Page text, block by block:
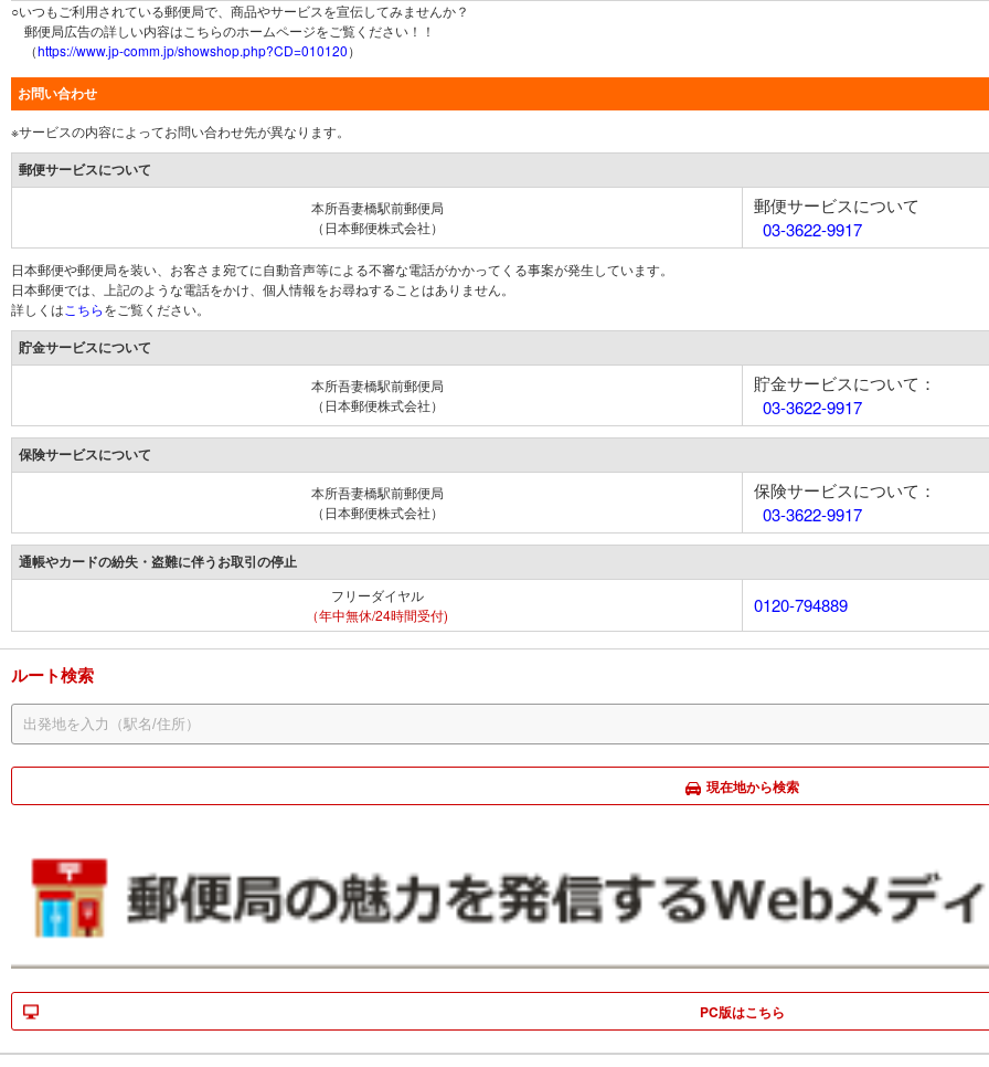
○いつもご利用されている郵便局で、商品やサービスを宣伝してみませんか？
郵便局広告の詳しい内容はこちらのホームページをご覧ください！！
（https://www.jp-comm.jp/showshop.php?CD=010120）
お問い合わせ
※サービスの内容によってお問い合わせ先が異なります。
郵便サービスについて
本所吾妻橋駅前郵便局
（日本郵便株式会社）
郵便サービスについて
03-3622-9917
日本郵便や郵便局を装い、お客さま宛てに自動音声等による不審な電話がかかってくる事案が発生しています。
日本郵便では、上記のような電話をかけ、個人情報をお尋ねすることはありません。
詳しくは こちらをご覧ください。
貯金サービスについて
本所吾妻橋駅前郵便局
（日本郵便株式会社）
貯金サービスについて：
03-3622-9917
保険サービスについて
本所吾妻橋駅前郵便局
（日本郵便株式会社）
保険サービスについて：
03-3622-9917
通帳やカードの紛失・盗難に伴うお取引の停止
フリーダイヤル
（年中無休/24時間受付)
0120-794889
ルート検索
現在地から検索
PC版はこちら